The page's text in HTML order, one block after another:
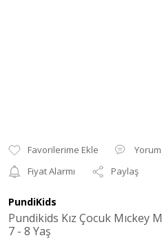
Fiyat Alarmı
Paylaş
PundiKids
Pundikids Kız Çocuk Mıckey
7 - 8 Yaş